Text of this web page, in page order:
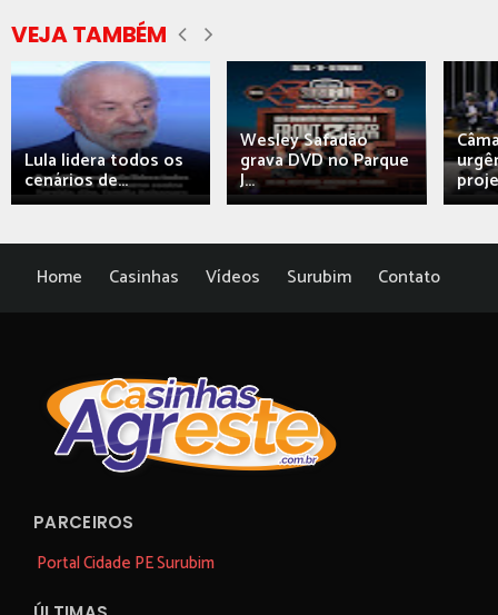
VEJA TAMBÉM
Lula lidera todos os
cenários de...
Wesley Safadão
grava DVD no Parque
J...
Home Casinhas Vídeos Surubim Contato
PARCEIROS
Portal Cidade PE Surubim